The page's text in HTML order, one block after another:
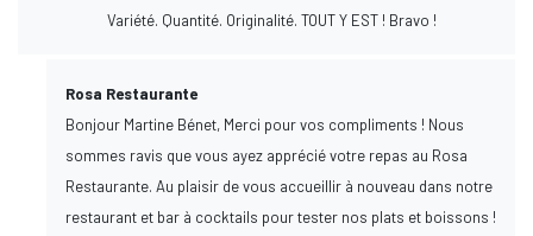
Variété. Quantité. Originalité. TOUT Y EST ! Bravo !
Rosa Restaurante
Bonjour Martine Bénet, Merci pour vos compliments ! Nous
sommes ravis que vous ayez apprécié votre repas au Rosa
Restaurante. Au plaisir de vous accueillir à nouveau dans notre
restaurant et bar à cocktails pour tester nos plats et boissons !